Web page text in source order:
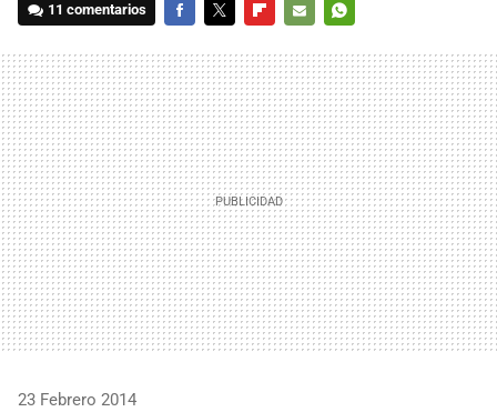
11 comentarios
MAIL
23 Febrero 2014